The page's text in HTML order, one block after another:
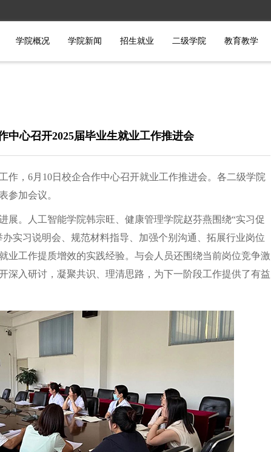
学院概况 学院新闻 招生就业 二级学院 教育教学
中心召开2025届毕业生就业工作推进会
作，6月10日校企合作中心召开就业工作推进会。各二级学院
参加会议。
展。人工智能学院韩宗旺、健康管理学院赵芬燕围绕“实习促
实习说明会、规范材料指导、加强个别沟通、拓展行业岗位
业工作提质增效的实践经验。与会人员还围绕当前岗位竞争激
深入研讨，凝聚共识、理清思路，为下一阶段工作提供了有益